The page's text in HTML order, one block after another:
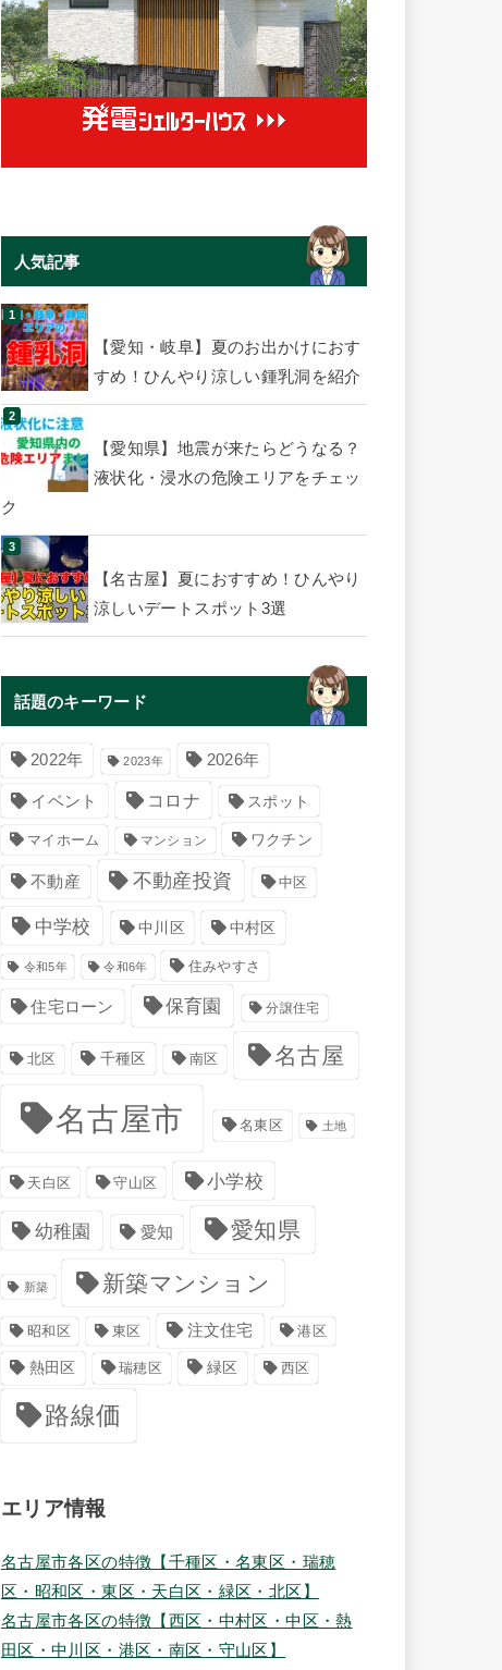
人気記事
【愛知・岐阜】夏のお出かけにおす
すめ！ひんやり涼しい鍾乳洞を紹介
【愛知県】地震が来たらどうなる？
液状化・浸水の危険エリアをチェッ
ク
【名古屋】夏におすすめ！ひんやり
涼しいデートスポット3選
話題のキーワード
2022年 2023年 2026年
イベント コロナ スポット
マイホーム マンション ワクチン
不動産 不動産投資 中区
中学校 中川区 中村区
令和5年 令和6年 住みやすさ
住宅ローン 保育園 分譲住宅
北区 千種区 南区 名古屋
名古屋市 名東区 土地
天白区 守山区 小学校
幼稚園 愛知 愛知県
新築 新築マンション
昭和区 東区 注文住宅 港区
熱田区 瑞穂区 緑区 西区
路線価
エリア情報
名古屋市各区の特徴【千種区・名東区・瑞穂
区・昭和区・東区・天白区・緑区・北区】
名古屋市各区の特徴【西区・中村区・中区・熱
田区・中川区・港区・南区・守山区】